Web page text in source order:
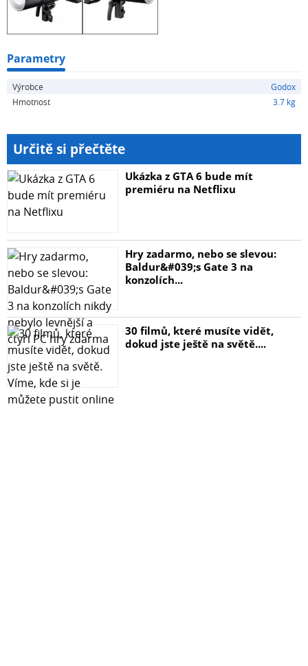
Parametry
Výrobce
Godox
Hmotnost
3.7 kg
Určitě si přečtěte
Ukázka z GTA 6 bude mít
premiéru na Netflixu
Hry zadarmo, nebo se slevou:
Baldur&#039;s Gate 3 na
konzolích...
30 filmů, které musíte vidět,
dokud jste ještě na světě....